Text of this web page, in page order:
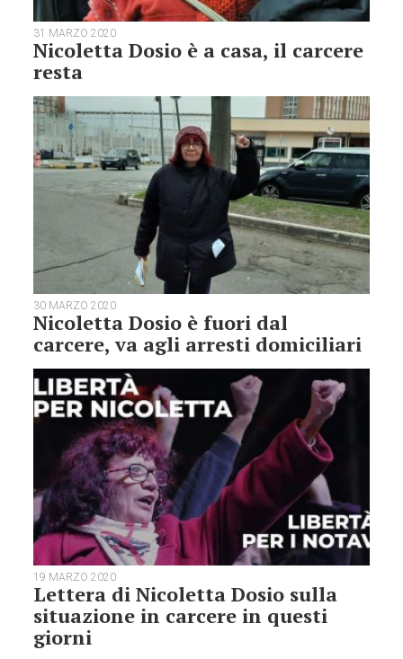
31 MARZO 2020
Nicoletta Dosio è a casa, il carcere
resta
30 MARZO 2020
Nicoletta Dosio è fuori dal
carcere, va agli arresti domiciliari
19 MARZO 2020
Lettera di Nicoletta Dosio sulla
situazione in carcere in questi
giorni